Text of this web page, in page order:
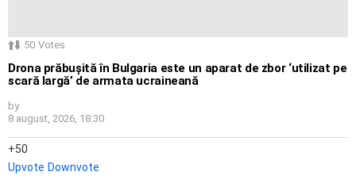
50 Votes
Drona prăbușită în Bulgaria este un aparat de zbor ‘utilizat pe
scară largă’ de armata ucraineană
by
8 august, 2026, 18:30
50
Upvote Downvote